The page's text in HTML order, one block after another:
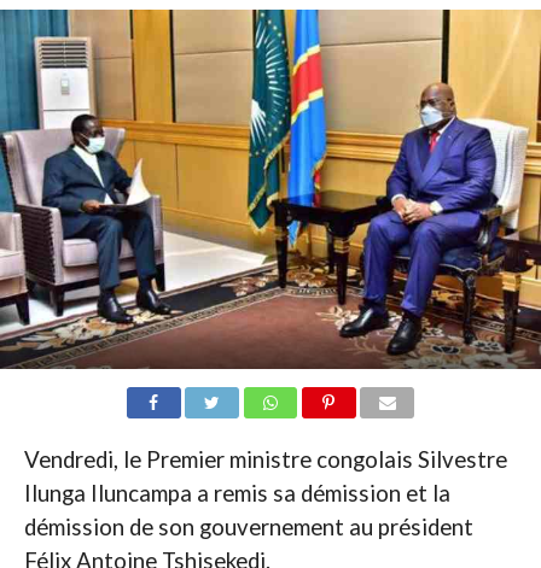
Vendredi, le Premier ministre congolais Silvestre
Ilunga Iluncampa a remis sa démission et la
démission de son gouvernement au président
Félix Antoine Tshisekedi.